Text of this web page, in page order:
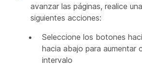
avanzar las páginas, realice
siguientes acciones:
Seleccione los botones
hacia abajo para aumentar
intervalo